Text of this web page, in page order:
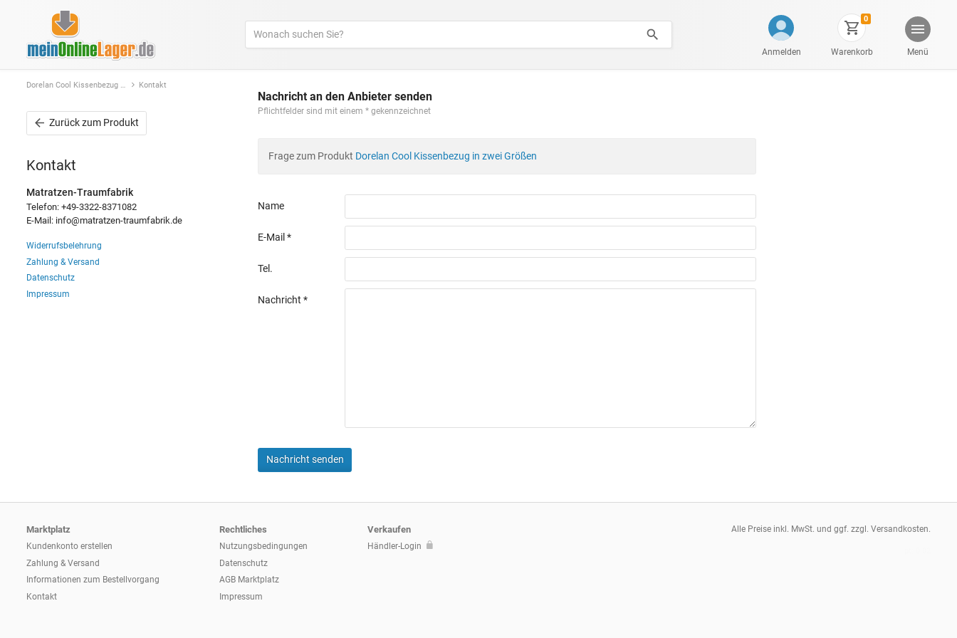
Anmelden
0
Warenkorb Menü
Dorelan Cool Kissenbezug in zwei Größen Kontakt
Zurückzum Produkt
Kontakt
Matratzen-Traumfabrik
Telefon: +49-3322-8371082
E-Mail: info@matratzen-traumfabrik.de
Widerrufsbelehrung
Zahlung & Versand
Datenschutz
Impressum
Nachricht an den Anbieter senden
Pflichtfelder sind mit einem gekennzeichnet
Frage zum Produkt Dorelan Cool Kissenbezug in zwei Größen
Name
E-Mail
Tel.
Nachricht
Nachricht senden
Marktplatz
Kundenkonto erstellen
Zahlung & Versand
Informationen zum Bestellvorgang
Kontakt
Rechtliches
Nutzungsbedingungen
Datenschutz
AGB Marktplatz
Impressum
Verkaufen
Händler-Login
Alle Preise inkl. MwSt. und ggf. zzgl. Versandkosten.